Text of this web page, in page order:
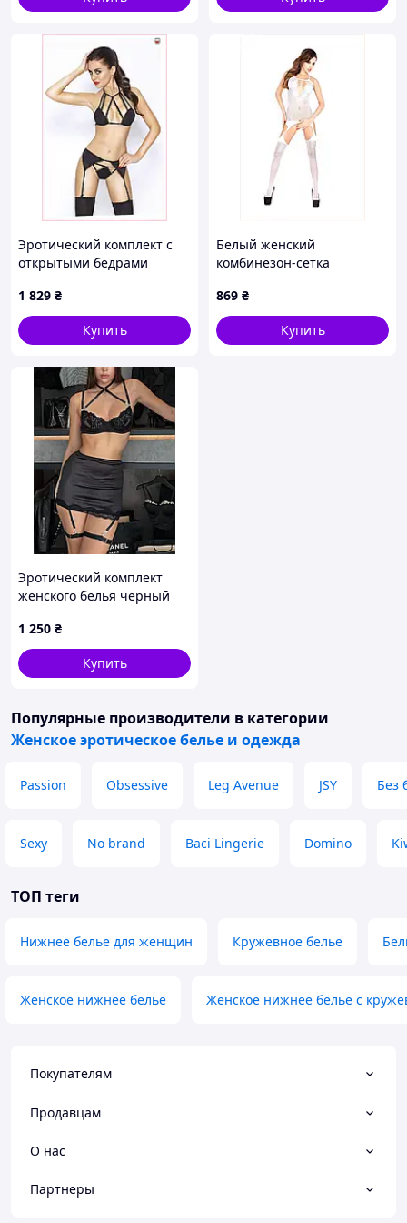
Эротический комплект с
открытыми бедрами
1 829 ₴
Купить
Белый женский
комбинезон-сетка
956X5T8E3
869 ₴
Купить
Эротический комплект
женского белья черный
юбка, гартеры, чокер.
Женский кружевной
комплект белья черный
1 250 ₴
Купить
Популярные производители в категории
Женское эротическое белье и одежда
Passion Obsessive Leg Avenue JSY Без
Sexy No brand Baci Lingerie Domino
ТОП теги
Нижнее белье для женщин Кружевное белье
Женское нижнее белье Женское нижнее белье с
Покупателям
Продавцам
О нас
Партнеры